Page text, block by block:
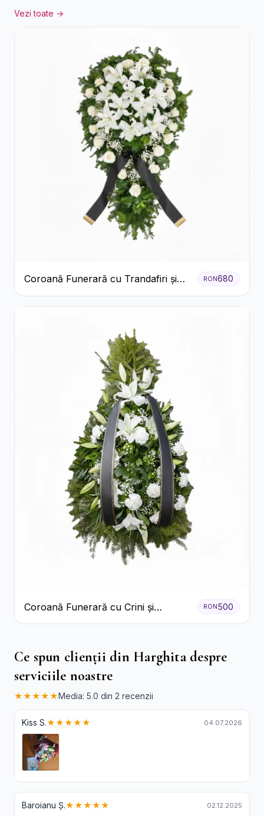
Vezi toate →
Coroană Funerară cu Trandafiri și
Crini
RON680
Coroană Funerară cu Crini și
Garoafe Albe
RON 500
Ce spun clienții din Harghita despre
serviciile noastre
★★★★★ Media: 5.0 din 2 recenzii
Kiss S.★★★★★ 04.07.2026
Baroianu Ș.★★★★★ 02.12.2025